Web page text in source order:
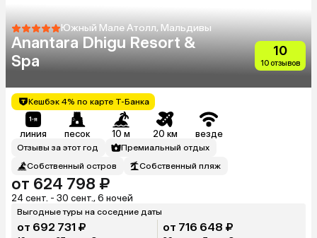
Южный Мале Атолл, Мальдивы
Anantara Dhigu Resort &
Spa
10
10 отзывов
Кешбэк 4% по карте Т-Банка
линия песок 10 м 20 км везде
Отзывы за этот год
Премиальный отдых
Собственный остров
Собственный пляж
от 624 798 ₽
24 сент. - 30 сент., 6 ночей
Выгодные туры на соседние даты
от 692 731 ₽ от 716 648 ₽